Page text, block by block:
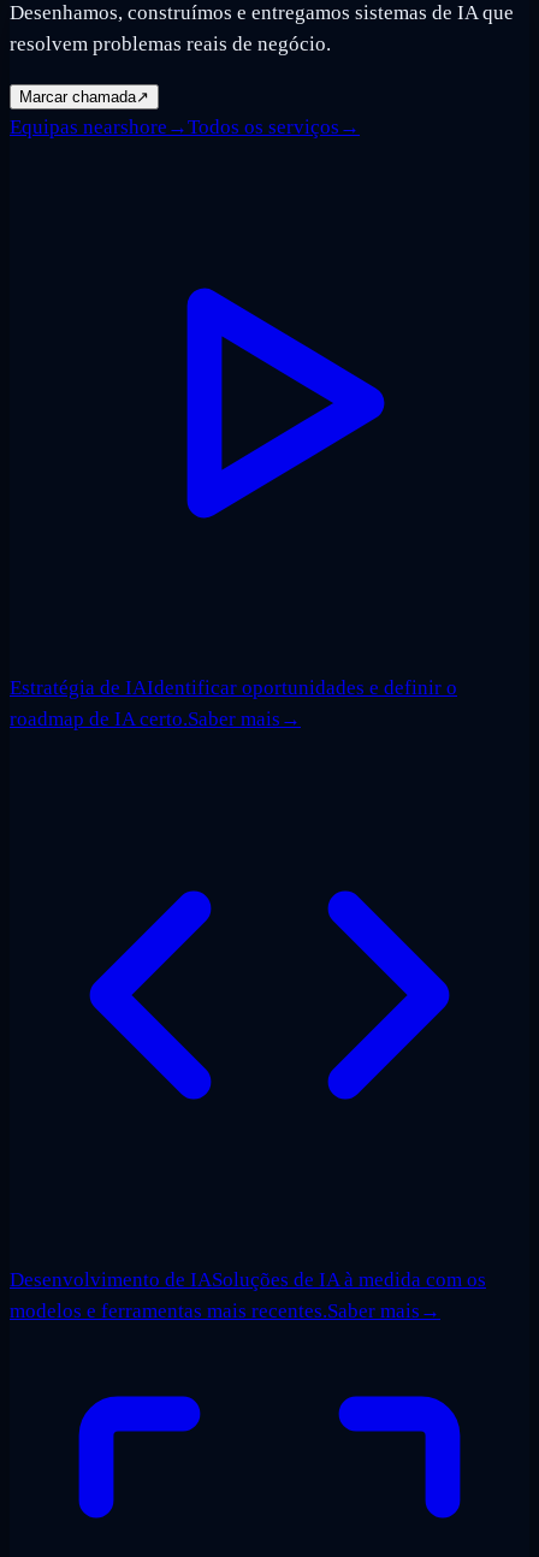
Desenhamos, construímos e entregamos sistemas de IA que
resolvem problemas reais de negócio.
Marcar chamada↗
Equipas nearshore →Todos os serviços →
Estratégia de IAIdentificar oportunidades e definir o
roadmap de IA certo.Saber mais →
Desenvolvimento de IASoluções de IA à medida com os
modelos e ferramentas mais recentes.Saber mais →